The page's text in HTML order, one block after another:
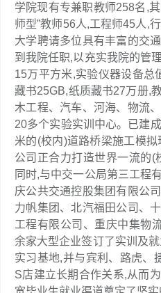
学院现有专兼职教师258名,
师型”教师56人,工程师45人,
大学聘请多位具有丰富的交
到我院任职,以充实我院的管
15万平方米,实验仪器设备总
藏书25GB,纸质藏书27万册,
木工程、汽车、河海、物流
20多个实验实训中心。已建
米的(校内)道路桥梁施工模
公司正合力打造世界一流的(
同时,与中交一公局第三工程
庆公共交通控股集团有限公
力帆集团、北汽福田公司、
工程有限公司、重庆中集物
余家大型企业签订了实训及
实习基地,并与宾利、路虎、
S店建立长期合作关系,从而